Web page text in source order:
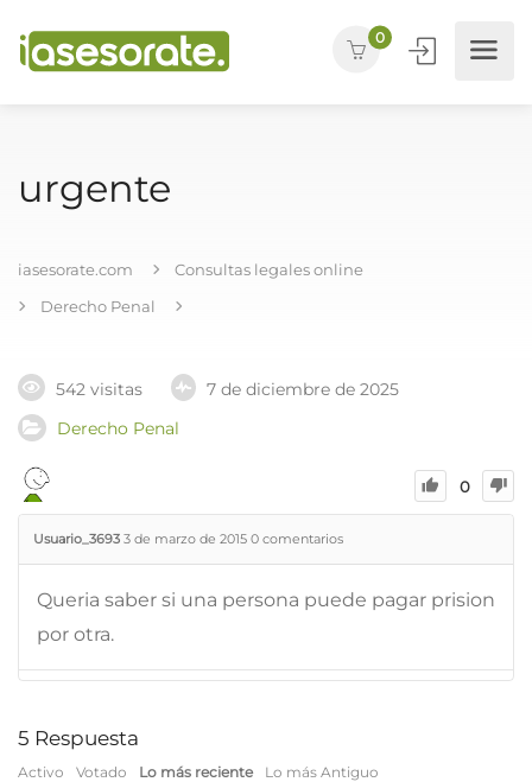
0
urgente
iasesorate.com
Consultas legales online
Derecho Penal
542 visitas
7 de diciembre de 2025
Derecho Penal
0
Usuario_3693 3 de marzo de 2015 0 comentarios
Queria saber si una persona puede pagar prision
por otra.
5 Respuesta
Activo Votado Lo más reciente Lo más Antiguo